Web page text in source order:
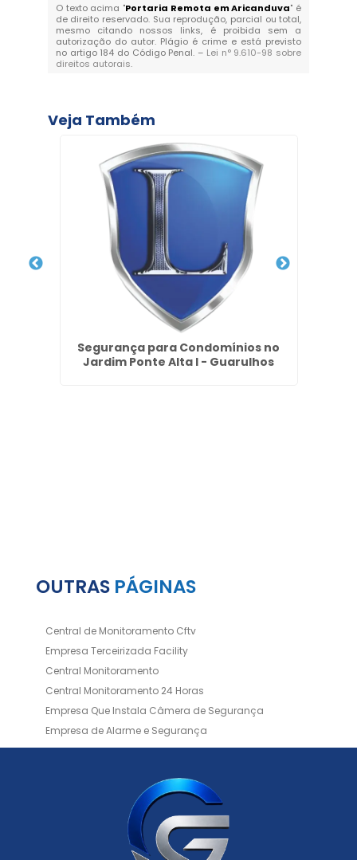
O texto acima "Portaria Remota em Aricanduva" é
de direito reservado. Sua reprodução, parcial ou total,
mesmo citando nossos links, é proibida sem a
autorização do autor. Plágio é crime e está previsto
no artigo 184 do Código Penal. – Lei n° 9.610-98 sobre
direitos autorais.
Veja Também
Segurança para Condomínios no
Jardim Ponte Alta I - Guarulhos
OUTRAS PÁGINAS
Central de Monitoramento Cftv
Empresa Terceirizada Facility
Central Monitoramento
Central Monitoramento 24 Horas
Empresa Que Instala Câmera de Segurança
Empresa de Alarme e Segurança
Empresa de Alarmes
Empresa de Facilities
Empresa de Instalação de Câmeras de Segurança
Empresa de Limpeza e Portaria
Empresas de Limpeza de Condomínios
Empresas de Monitoramento Cftv